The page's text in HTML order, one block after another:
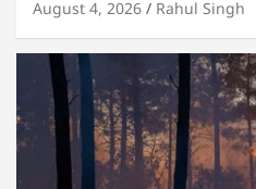
August 4, 2026 Rahul Singh